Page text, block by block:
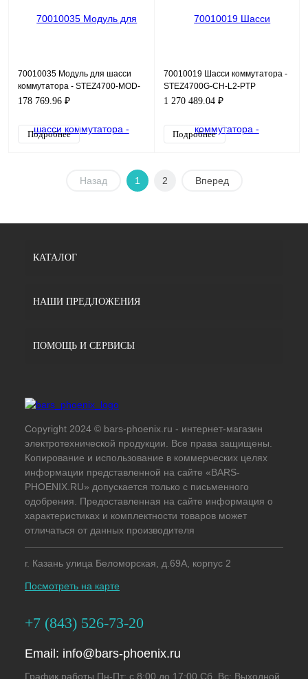
70010035 Модуль для шасси
коммутатора - STEZ4700-MOD-
4SFP
178 769.96 ₽
Подробнее
70010019 Шасси коммутатора -
STEZ4700G-CH-L2-PTP
1 270 489.04 ₽
Подробнее
Назад 1 2 Вперед
КАТАЛОГ
НАШИ ПРЕДЛОЖЕНИЯ
ПОМОЩЬ И СЕРВИСЫ
Copyright 2024 © bars-phoenix.ru - интернет-магазин
электротехнической продукции. Все права защищены.
Копирование и использование в коммерческих целях
информации представленной на сайте «BARS-
PHOENIX.RU» допускается только с письменного
одобрения. Предоставленная на сайте информация о
характеристиках и комплектности товаров может
отличаться от данных производителя
г. Казань улица Беломорская, д.69А, корпус 2
Посмотреть на карте
+7 (843) 526-73-20
Email: info@bars-phoenix.ru
График работы Пн-Пт: с 8:00 до 17:00 Сб, Вс: Выходной